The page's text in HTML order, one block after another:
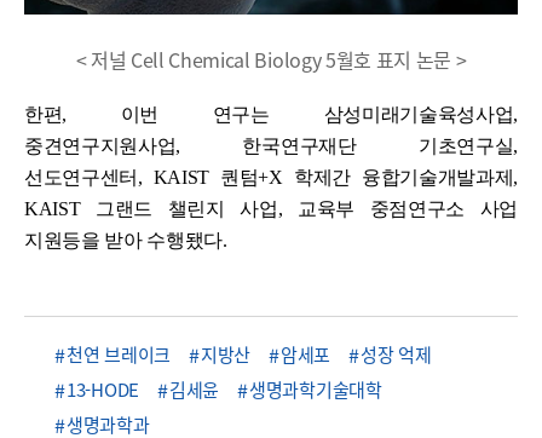
< 저널 Cell Chemical Biology 5월호 표지 논문 >
한편, 이번 연구는 삼성미래기술육성사업,
중견연구지원사업, 한국연구재단 기초연구실,
선도연구센터, KAIST 퀀텀+X 학제간 융합기술개발과제,
KAIST 그랜드 챌린지 사업, 교육부 중점연구소 사업
지원등을 받아 수행됐다.
천연 브레이크 지방산 암세포
성장 억제
13-HODE
김세윤
생명과학기술대학
생명과학과